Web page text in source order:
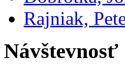
Rajniak,
Návštevnosť